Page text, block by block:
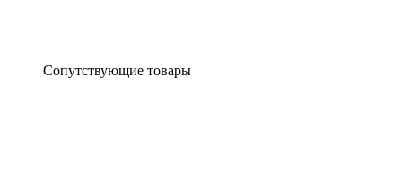
Сопутствующие товары